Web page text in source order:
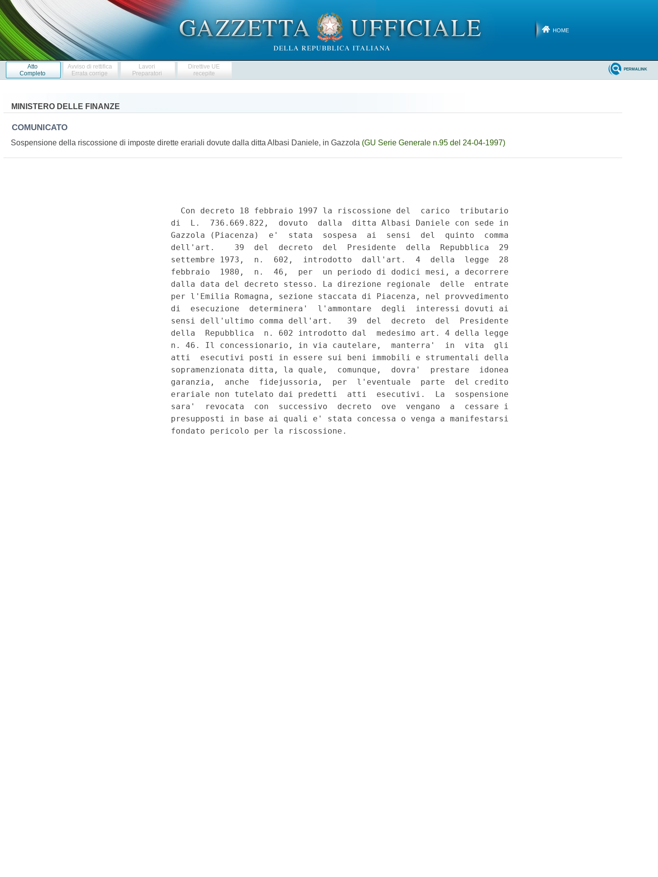
HOME
Atto
Completo
Avviso di rettifica
Errata corrige
Lavori
Preparatori
Direttive UE
recepite
PERMALINK
MINISTERO DELLE FINANZE
COMUNICATO
Sospensione della riscossione di imposte dirette erariali dovute dalla ditta Albasi Daniele, in Gazzola (GU Serie Generale n.95 del 24-04-1997)